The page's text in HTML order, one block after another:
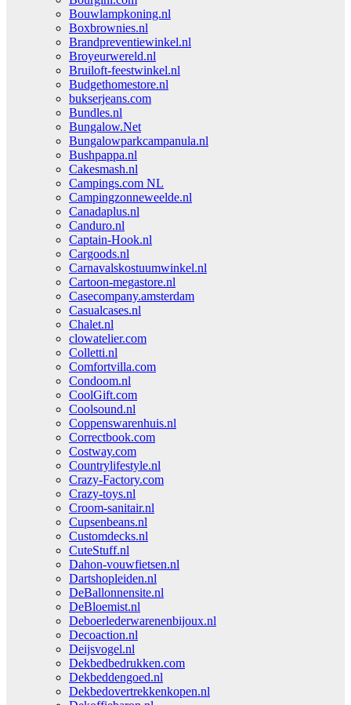
Bouwlampkoning.nl
Boxbrownies.nl
Brandpreventiewinkel.nl
Broyeurwereld.nl
Bruiloft-feestwinkel.nl
Budgethomestore.nl
bukserjeans.com
Bundles.nl
Bungalow.Net
Bungalowparkcampanula.nl
Bushpappa.nl
Cakesmash.nl
Campings.com NL
Campingzonneweelde.nl
Canadaplus.nl
Canduro.nl
Captain-Hook.nl
Cargoods.nl
Carnavalskostuumwinkel.nl
Cartoon-megastore.nl
Casecompany.amsterdam
Casualcases.nl
Chalet.nl
clowatelier.com
Colletti.nl
Comfortvilla.com
Condoom.nl
CoolGift.com
Coolsound.nl
Coppenswarenhuis.nl
Correctbook.com
Costway.com
Countrylifestyle.nl
Crazy-Factory.com
Crazy-toys.nl
Croom-sanitair.nl
Cupsenbeans.nl
Customdecks.nl
CuteStuff.nl
Dahon-vouwfietsen.nl
Dartshopleiden.nl
DeBallonnensite.nl
DeBloemist.nl
Deboerlederwarenenbijoux.nl
Decoaction.nl
Deijsvogel.nl
Dekbedbedrukken.com
Dekbeddengoed.nl
Dekbedovertrekkenkopen.nl